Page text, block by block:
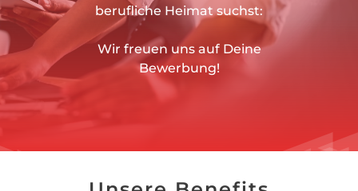
berufliche Heimat suchst:
Wir freuen uns auf Deine
Bewerbung!